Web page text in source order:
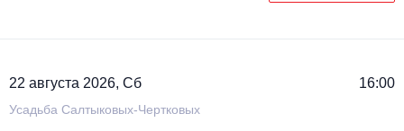
22 августа 2026, Сб 16:00
Усадьба Салтыковых-Чертковых